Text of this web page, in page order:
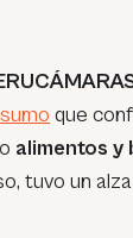
que
alimentos y
tuvo un alza